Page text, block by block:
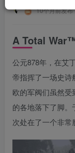
10个月前发布
A Total
公元878年，在艾
帝指挥了一场史
欧的军阀们虽然
的各地落下了脚
次处在了一个非常